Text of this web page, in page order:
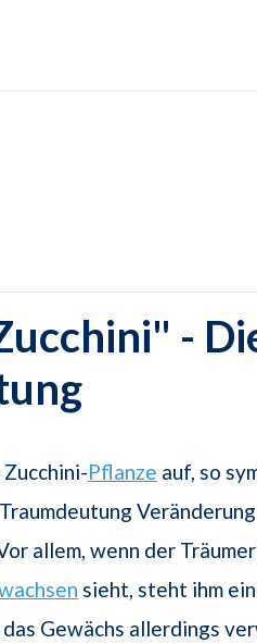
-
Zucchini-Pflanze auf, so
allem, wenn der
sieht, steht ihm
Gewächs allerdings